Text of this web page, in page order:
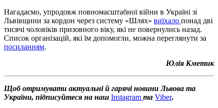
Нагадаємо, упродовж повномасштабної війни в Україні зі
Львівщини за кордон через систему «Шлях» виїхало понад дві
тисячі чоловіків призовного віку, які не повернулись назад.
Список організацій, які їм допомогли, можна переглянути за
посиланням.
Юлія Кметик
Щоб отримувати актуальні й гарячі новини Львова та
України, підписуйтеся на наш Instagram та Viber.